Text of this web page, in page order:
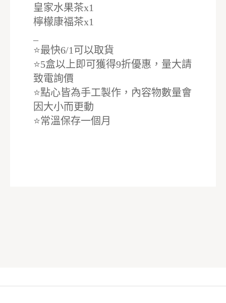
皇家水果茶x1
檸檬康福茶x1
⭐️最快6/1可以取貨
⭐️5盒以上即可獲得9折優惠，量大請
致電詢價
⭐️點心皆為手工製作，內容物數量會
因大小而更動
⭐️常溫保存一個月